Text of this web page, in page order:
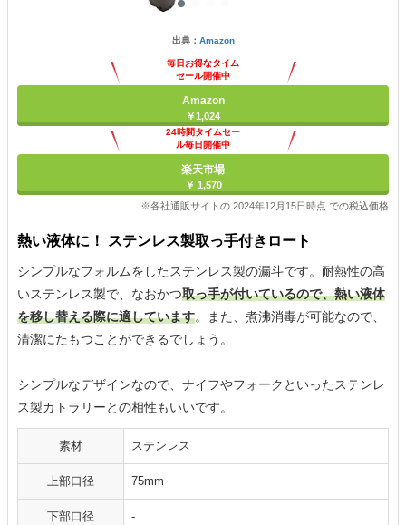
出典： Amazon
毎日お得なタイム
セール開催中
Amazon
￥1,024
24時間タイムセー
ル毎日開催中
楽天市場
￥ 1,570
※各社通販サイトの 2024年12月15日時点 での税込価格
熱い液体に！ ステンレス製取っ手付きロート
シンプルなフォルムをしたステンレス製の漏斗です。耐熱性の高
いステンレス製で、なおかつ取っ手が付いているので、熱い液体
を移し替える際に適しています。また、煮沸消毒が可能なので、
清潔にたもつことができるでしょう。
シンプルなデザインなので、ナイフやフォークといったステンレ
ス製カトラリーとの相性もいいです。
素材 ステンレス
上部口径 75mm
下部口径 -